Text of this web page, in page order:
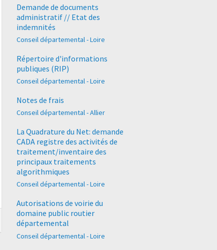
Demande de documents
administratif // Etat des
indemnités
Conseil départemental - Loire
Répertoire d'informations
publiques (RIP)
Conseil départemental - Loire
Notes de frais
Conseil départemental - Allier
La Quadrature du Net: demande
CADA registre des activités de
traitement/inventaire des
principaux traitements
algorithmiques
Conseil départemental - Loire
Autorisations de voirie du
domaine public routier
départemental
Conseil départemental - Loire